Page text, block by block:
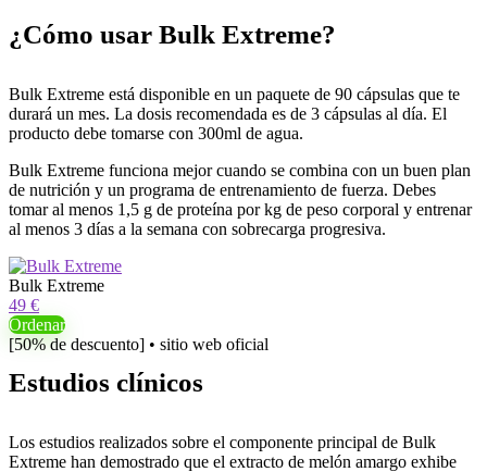
¿Cómo usar Bulk Extreme?
Bulk Extreme está disponible en un paquete de 90 cápsulas que te
durará un mes. La dosis recomendada es de 3 cápsulas al día. El
producto debe tomarse con 300ml de agua.
Bulk Extreme funciona mejor cuando se combina con un buen plan
de nutrición y un programa de entrenamiento de fuerza. Debes
tomar al menos 1,5 g de proteína por kg de peso corporal y entrenar
al menos 3 días a la semana con sobrecarga progresiva.
Bulk Extreme
49 €
Ordenar
[50% de descuento] • sitio web oficial
Estudios clínicos
Los estudios realizados sobre el componente principal de Bulk
Extreme han demostrado que el extracto de melón amargo exhibe